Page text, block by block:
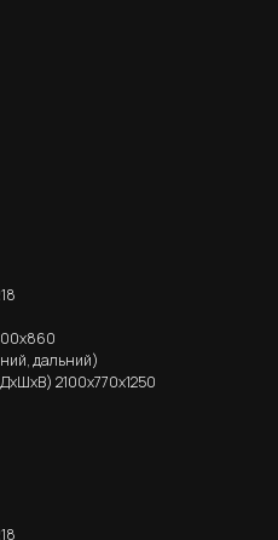
дальний)
2100х770х1250